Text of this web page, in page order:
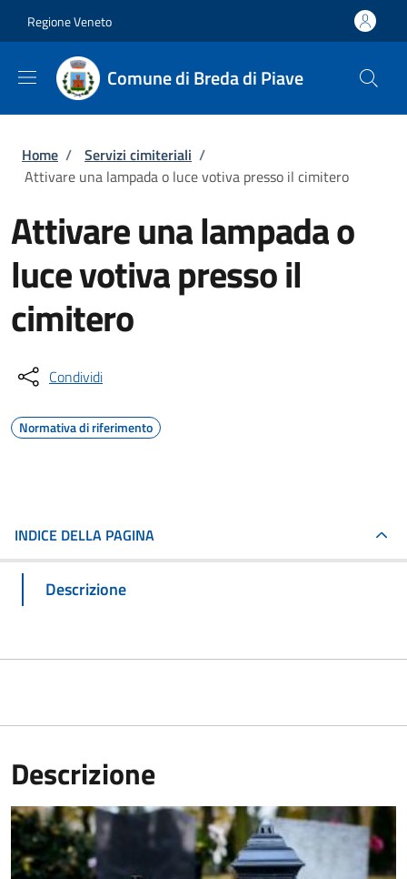
Regione Veneto
Comune di Breda di Piave
Briciole di pane
Home / Servizi cimiteriali /
Attivare una lampada o luce votiva presso il cimitero
Attivare una lampada o
luce votiva presso il
cimitero
Condividi
Normativa di riferimento
INDICE DELLA PAGINA
Descrizione
Descrizione